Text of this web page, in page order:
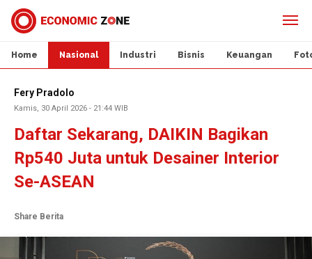
Home Nasional Industri Bisnis Keuangan
Fery Pradolo
Kamis, 30 April 2026 - 21:44 WIB
Daftar Sekarang, DAIKIN Bagikan
Rp540 Juta untuk Desainer Interior
Se-ASEAN
Share Berita